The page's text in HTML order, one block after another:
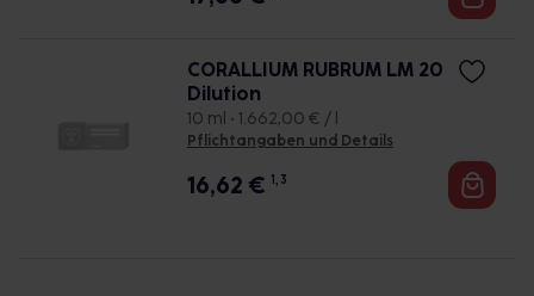
CORALLIUM RUBRUM LM 20
Dilution
10 ml • 1.662,00 € / l
Pflichtangaben und Details
16,62 € 1, 3